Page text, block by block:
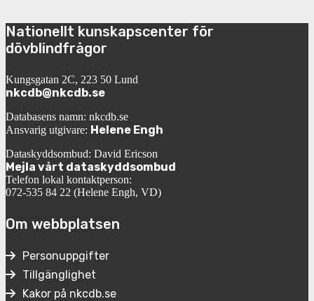
Nationellt kunskapscenter för
dövblindfrågor
Kungsgatan 2C, 223 50 Lund
nkcdb@nkcdb.se
Databasens namn: nkcdb.se
Ansvarig utgivare: Helene Engh
Dataskyddsombud: David Ericson
Mejla vårt dataskyddsombud
Telefon lokal kontaktperson:
072-535 84 22 (Helene Engh, VD)
Om webbplatsen
Personuppgifter
Tillgänglighet
Kakor på nkcdb.se